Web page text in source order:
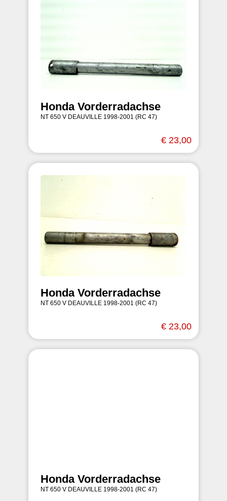
Honda Vorderradachse
NT 650 V DEAUVILLE 1998-2001 (RC 47)
€ 23,00
Honda Vorderradachse
NT 650 V DEAUVILLE 1998-2001 (RC 47)
€ 23,00
Honda Vorderradachse
NT 650 V DEAUVILLE 1998-2001 (RC 47)